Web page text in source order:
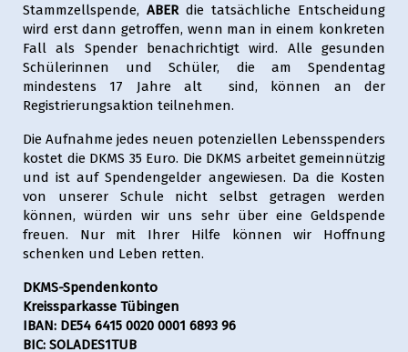
Stammzellspende, ABER die tatsächliche Entscheidung
wird erst dann getroffen, wenn man in einem konkreten
Fall als Spender benachrichtigt wird. Alle gesunden
Schülerinnen und Schüler, die am Spendentag
mindestens 17 Jahre alt sind, können an der
Registrierungsaktion teilnehmen.
Die Aufnahme jedes neuen potenziellen Lebensspenders
kostet die DKMS 35 Euro. Die DKMS arbeitet gemeinnützig
und ist auf Spendengelder angewiesen. Da die Kosten
von unserer Schule nicht selbst getragen werden
können, würden wir uns sehr über eine Geldspende
freuen. Nur mit Ihrer Hilfe können wir Hoffnung
schenken und Leben retten.
DKMS-Spendenkonto
Kreissparkasse Tübingen
IBAN: DE54 6415 0020 0001 6893 96
BIC: SOLADES1TUB